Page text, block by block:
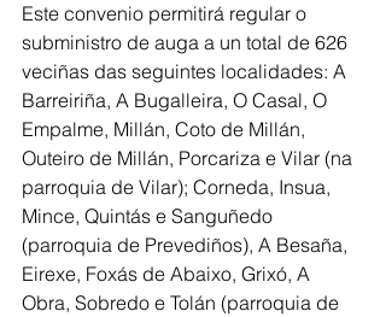
Este convenio permitirá regular o
subministro de auga a un total de 626
veciñas das seguintes localidades: A
Barreiriña, A Bugalleira, O Casal, O
Empalme, Millán, Coto de Millán,
Outeiro de Millán, Porcariza e Vilar (na
parroquia de Vilar); Corneda, Insua,
Mince, Quintás e Sanguñedo
(parroquia de Prevediños), A Besaña,
Eirexe, Foxás de Abaixo, Grixó, A
Obra, Sobredo e Tolán (parroquia de